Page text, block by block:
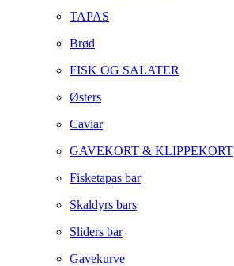
TAPAS
Brød
FISK OG SALATER
Østers
Caviar
GAVEKORT & KLIPPEKORT
Fisketapas bar
Skaldyrs bars
Sliders bar
Gavekurve